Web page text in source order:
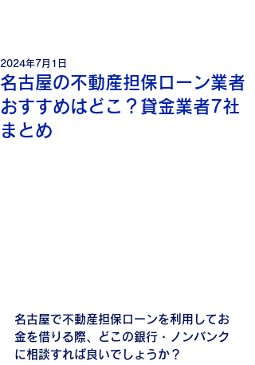
名古屋の不動産担保ローン業者
おすすめはどこ？貸金業者7社
まとめ
2024年7月1日
名古屋で不動産担保ローンを利用してお
金を借りる際、どこの銀行・ノンバンク
に相談すれば良いでしょうか？